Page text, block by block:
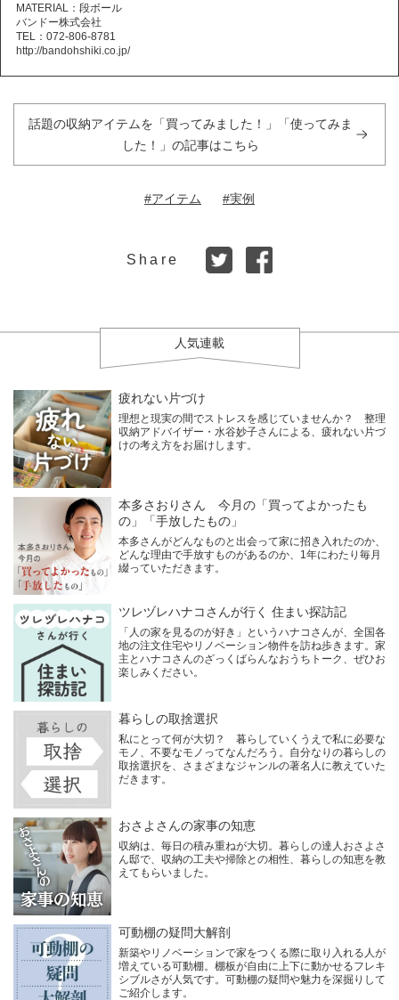
MATERIAL：段ボール
バンドー株式会社
TEL：072-806-8781
http://bandohshiki.co.jp/
話題の収納アイテムを「買ってみました！」「使ってみま
した！」の記事はこちら
#アイテム #実例
Share
人気連載
疲れない片づけ
理想と現実の間でストレスを感じていませんか？ 整理
収納アドバイザー・水谷妙子さんによる、疲れない片づ
けの考え方をお届けします。
本多さおりさん 今月の「買ってよかったも
の」「手放したもの」
本多さんがどんなものと出会って家に招き入れたのか、
どんな理由で手放すものがあるのか、1年にわたり毎月
綴っていただきます。
ツレヅレハナコさんが行く 住まい探訪記
「人の家を見るのが好き」というハナコさんが、全国各
地の注文住宅やリノベーション物件を訪ね歩きます。家
主とハナコさんのざっくばらんなおうちトーク、ぜひお
楽しみください。
暮らしの取捨選択
私にとって何が大切？ 暮らしていくうえで私に必要な
モノ、不要なモノってなんだろう。自分なりの暮らしの
取捨選択を、さまざまなジャンルの著名人に教えていた
だきます。
おさよさんの家事の知恵
収納は、毎日の積み重ねが大切。暮らしの達人おさよさ
ん邸で、収納の工夫や掃除との相性、暮らしの知恵を教
えてもらいました。
可動棚の疑問大解剖
新築やリノベーションで家をつくる際に取り入れる人が
増えている可動棚。棚板が自由に上下に動かせるフレキ
シブルさが人気です。可動棚の疑問や魅力を深掘りして
ご紹介します。